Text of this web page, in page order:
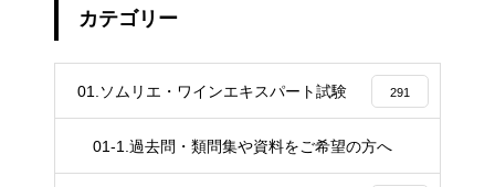
カテゴリー
01.ソムリエ・ワインエキスパート試験 291
01-1.過去問・類問集や資料をご希望の方へ